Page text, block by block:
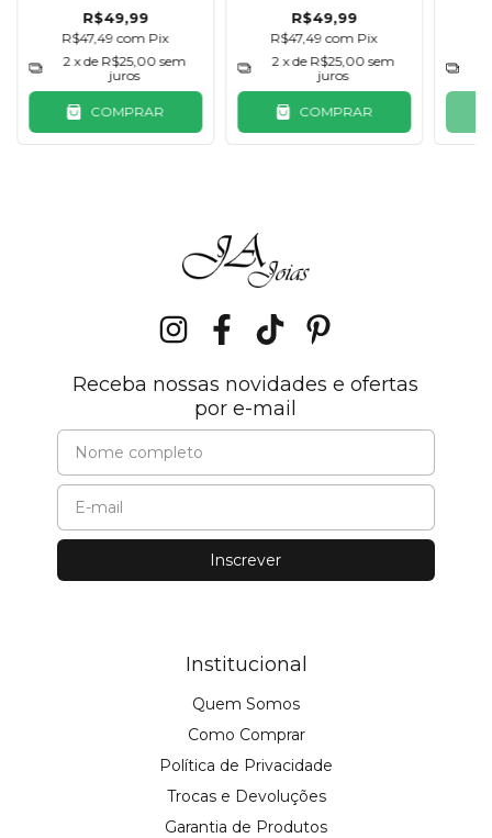
R$49,99
R$47,49com Pix
2 x de R$25,00 sem
juros
COMPRAR
R$49,99
R$47,49com Pix
2 x de R$25,00 sem
juros
COMPRAR
Receba nossas novidades e ofertas
por e-mail
Institucional
Quem Somos
Como Comprar
Política de Privacidade
Trocas e Devoluções
Garantia de Produtos